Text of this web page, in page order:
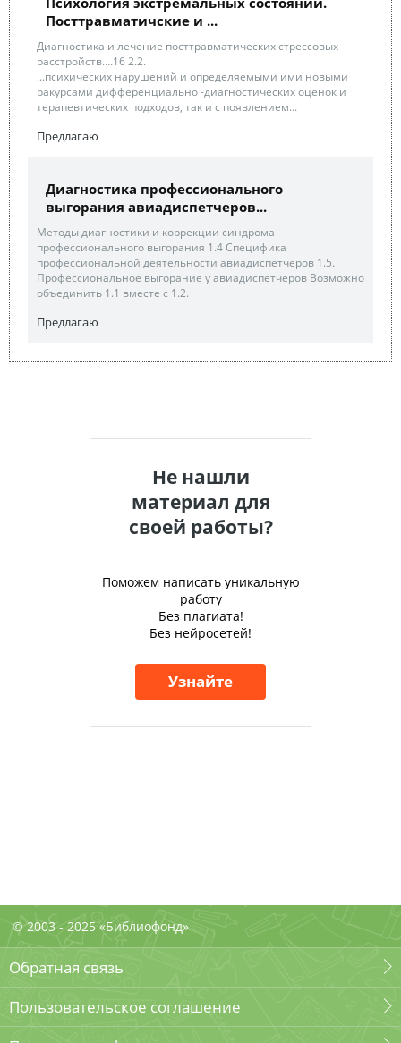
Посттравматичские и ...
Диагностика и лечение посттравматических стрессовых
расстройств….16 2.2.
...психических нарушений и определяемыми ими новыми
ракурсами дифференциально -диагностических оценок и
терапевтических подходов, так и с появлением...
Предлагаю
Диагностика профессионального
выгорания авиадиспетчеров...
Методы диагностики и коррекции синдрома
профессионального выгорания 1.4 Специфика
профессиональной деятельности авиадиспетчеров 1.5.
Профессиональное выгорание у авиадиспетчеров Возможно
объединить 1.1 вместе с 1.2.
Предлагаю
Не нашли
материал для
своей работы?
Поможем написать уникальную
работу
Без плагиата!
Без нейросетей!
Узнайте
© 2003 - 2025 «Библиофонд»
Обратная связь
Пользовательское соглашение